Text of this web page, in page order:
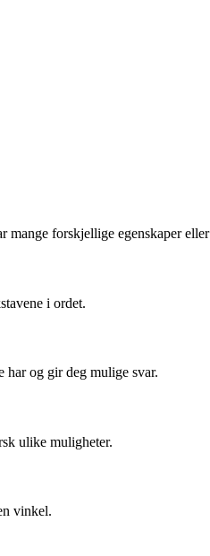
forskjellige egenskaper eller
i ordet.
har og gir deg mulige svar.
ulike muligheter.
vinkel.